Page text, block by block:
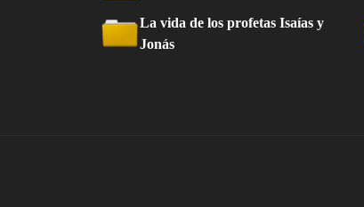
La vida de los profetas Isaías y
Jonás